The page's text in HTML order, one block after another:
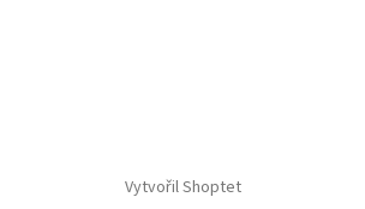
Vytvořil Shoptet